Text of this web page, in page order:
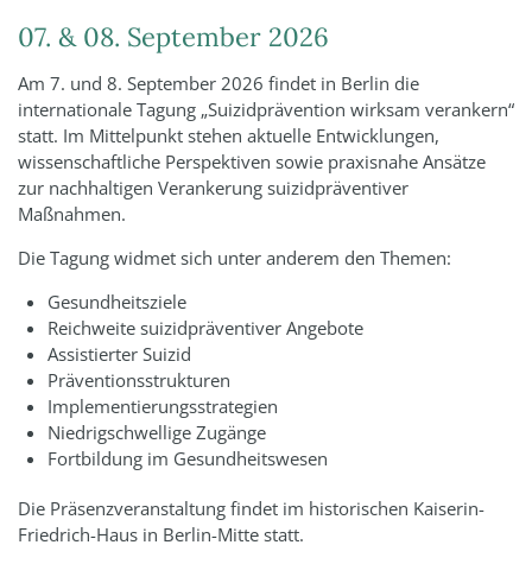
07. & 08. September 2026
Am 7. und 8. September 2026 findet in Berlin die
internationale Tagung „Suizidprävention wirksam verankern“
statt. Im Mittelpunkt stehen aktuelle Entwicklungen,
wissenschaftliche Perspektiven sowie praxisnahe Ansätze
zur nachhaltigen Verankerung suizidpräventiver
Maßnahmen.
Die Tagung widmet sich unter anderem den Themen:
Gesundheitsziele
Reichweite suizidpräventiver Angebote
Assistierter Suizid
Präventionsstrukturen
Implementierungsstrategien
Niedrigschwellige Zugänge
Fortbildung im Gesundheitswesen
Die Präsenzveranstaltung findet im historischen Kaiserin-
Friedrich-Haus in Berlin-Mitte statt.